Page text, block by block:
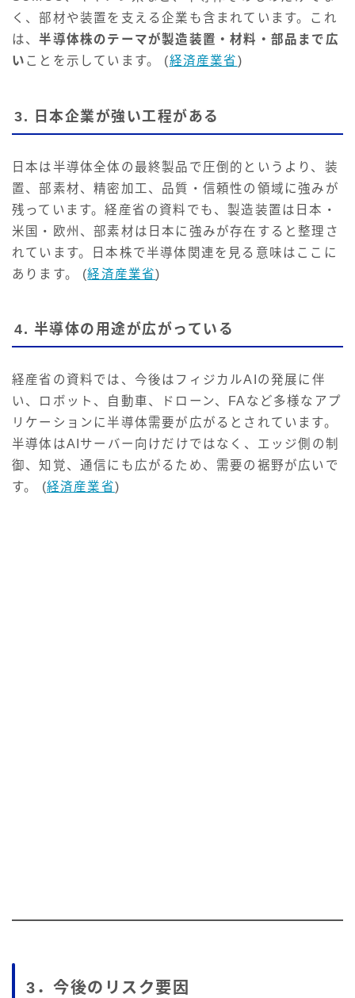
く、部材や装置を支える企業も含まれています。これ
は、半導体株のテーマが製造装置・材料・部品まで広
い ことを示しています。 (経済産業省)
3. 日本企業が強い工程がある
日本は半導体全体の最終製品で圧倒的というより、装
置、部素材、精密加工、品質・信頼性の領域に強みが
残っています。経産省の資料でも、製造装置は日本・
米国・欧州、部素材は日本に強みが存在すると整理さ
れています。日本株で半導体関連を見る意味はここに
あります。 (経済産業省)
4. 半導体の用途が広がっている
経産省の資料では、今後はフィジカルAIの発展に伴
い、ロボット、自動車、ドローン、FAなど多様なアプ
リケーションに半導体需要が広がるとされています。
半導体はAIサーバー向けだけではなく、エッジ側の制
御、知覚、通信にも広がるため、需要の裾野が広いで
す。 (経済産業省)
3．今後のリスク要因